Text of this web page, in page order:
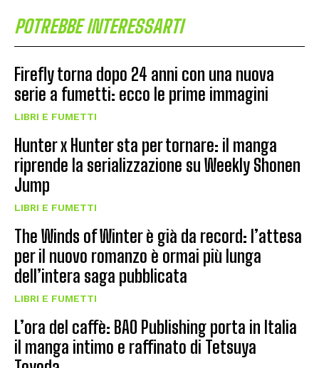
POTREBBE INTERESSARTI
Firefly torna dopo 24 anni con una nuova
serie a fumetti: ecco le prime immagini
LIBRI E FUMETTI
Hunter x Hunter sta per tornare: il manga
riprende la serializzazione su Weekly Shonen
Jump
LIBRI E FUMETTI
The Winds of Winter è già da record: l’attesa
per il nuovo romanzo è ormai più lunga
dell’intera saga pubblicata
LIBRI E FUMETTI
L’ora del caffè: BAO Publishing porta in Italia
il manga intimo e raffinato di Tetsuya